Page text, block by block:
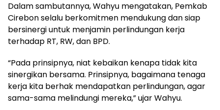
Dalam sambutannya, Wahyu mengatakan, Pemkab
Cirebon selalu berkomitmen mendukung dan siap
bersinergi untuk menjamin perlindungan kerja
terhadap RT, RW, dan BPD.
“Pada prinsipnya, niat kebaikan kenapa tidak kita
sinergikan bersama. Prinsipnya, bagaimana tenaga
kerja kita berhak mendapatkan perlindungan, agar
sama-sama melindungi mereka,” ujar Wahyu.